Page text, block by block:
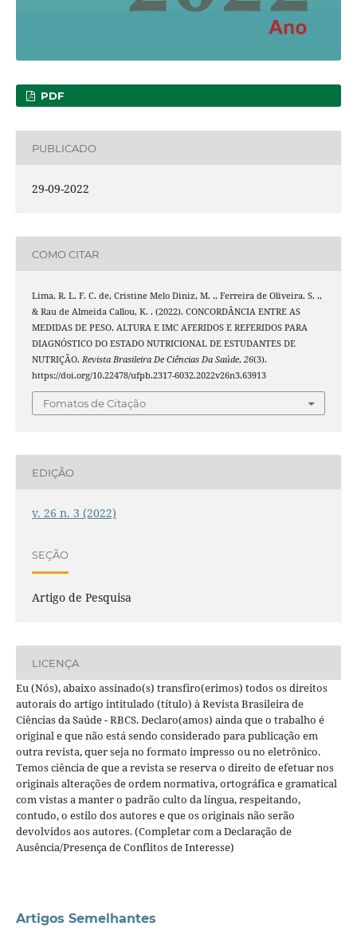
PDF
PUBLICADO
29-09-2022
COMO CITAR
Lima, R. L. F. C. de, Cristine Melo Diniz, M. ., Ferreira de Oliveira, S. .,
& Rau de Almeida Callou, K. . (2022). CONCORDÂNCIA ENTRE AS
MEDIDAS DE PESO, ALTURA E IMC AFERIDOS E REFERIDOS PARA
DIAGNÓSTICO DO ESTADO NUTRICIONAL DE ESTUDANTES DE
NUTRIÇÃO. Revista Brasileira De Ciências Da Saúde, 26(3).
https://doi.org/10.22478/ufpb.2317-6032.2022v26n3.63913
Fomatos de Citação
EDIÇÃO
v. 26 n. 3 (2022)
SEÇÃO
Artigo de Pesquisa
LICENÇA
Eu (Nós), abaixo assinado(s) transfiro(erimos) todos os direitos
autorais do artigo intitulado (título) à Revista Brasileira de
Ciências da Saúde - RBCS. Declaro(amos) ainda que o trabalho é
original e que não está sendo considerado para publicação em
outra revista, quer seja no formato impresso ou no eletrônico.
Temos ciência de que a revista se reserva o direito de efetuar nos
originais alterações de ordem normativa, ortográfica e gramatical
com vistas a manter o padrão culto da língua, respeitando,
contudo, o estilo dos autores e que os originais não serão
devolvidos aos autores. (Completar com a Declaração de
Ausência/Presença de Conflitos de Interesse)
Artigos Semelhantes